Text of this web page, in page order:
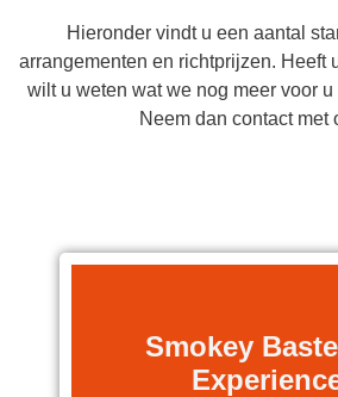
Hieronder vindt u een aantal
arrangementen en richtprijzen. Heeft
wilt u weten wat we nog meer voor
Neem dan contact met
Smokey